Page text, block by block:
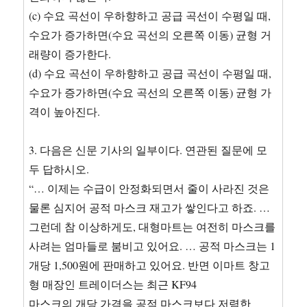
(c) 수요 곡선이 우하향하고 공급 곡선이 수평일 때,
수요가 증가하면(수요 곡선의 오른쪽 이동) 균형 거
래량이 증가한다.
(d) 수요 곡선이 우하향하고 공급 곡선이 수평일 때,
수요가 증가하면(수요 곡선의 오른쪽 이동) 균형 가
격이 높아진다.
3. 다음은 신문 기사의 일부이다. 연관된 질문에 모
두 답하시오.
“… 이제는 수급이 안정화되면서 줄이 사라진 것은
물론 심지어 공적 마스크 재고가 쌓인다고 하죠. …
그런데 참 이상하게도, 대형마트는 여전히 마스크를
사려는 엄마들로 붐비고 있어요. … 공적 마스크는 1
개당 1,500원에 판매하고 있어요. 반면 이마트 창고
형 매장인 트레이더스는 최근 KF94
마스크의 개당 가격을 공적 마스크보다 저렴한